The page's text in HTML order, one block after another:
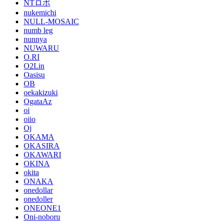
NTロボ
nukemichi
NULL-MOSAIC
numb leg
nunnya
NUWARU
O.RI
O2Lin
Oasisu
OB
oekakizuki
OgataAz
oi
oiio
Oj
OKAMA
OKASIRA
OKAWARI
OKINA
okita
ONAKA
onedollar
onedoller
ONEONE1
Oni-noboru